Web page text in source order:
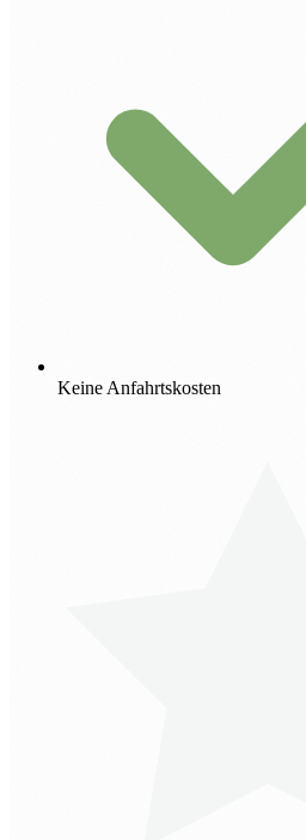
Keine Anfahrtskosten